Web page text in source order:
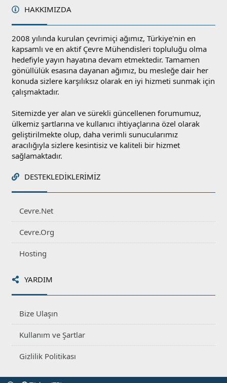
HAKKIMIZDA
2008 yılında kurulan çevrimiçi ağımız, Türkiye'nin en
kapsamlı ve en aktif Çevre Mühendisleri topluluğu olma
hedefiyle yayın hayatına devam etmektedir. Tamamen
gönüllülük esasına dayanan ağımız, bu mesleğe dair her
konuda sizlere karşılıksız olarak en iyi hizmeti sunmak için
çalışmaktadır.
Sitemizde yer alan ve sürekli güncellenen forumumuz,
ülkemiz şartlarına ve kullanıcı ihtiyaçlarına özel olarak
geliştirilmekte olup, daha verimli sunucularımız
aracılığıyla sizlere kesintisiz ve kaliteli bir hizmet
sağlamaktadır.
DESTEKLEDIKLERIMIZ
Cevre.Net
Cevre.Org
Hosting
YARDIM
Bize Ulaşın
Kullanım ve Şartlar
Gizlilik Politikası